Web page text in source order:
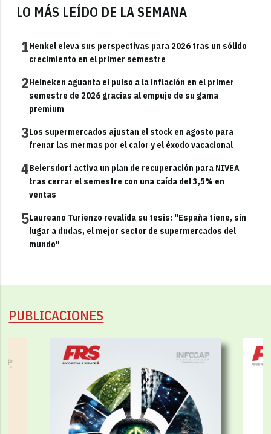
LO MÁS LEÍDO DE LA SEMANA
1Henkel eleva sus perspectivas para 2026 tras un sólido
crecimiento en el primer semestre
2Heineken aguanta el pulso a la inflación en el primer
semestre de 2026 gracias al empuje de su gama
premium
3Los supermercados ajustan el stock en agosto para
frenar las mermas por el calor y el éxodo vacacional
4Beiersdorf activa un plan de recuperación para NIVEA
tras cerrar el semestre con una caída del 3,5% en
ventas
5Laureano Turienzo revalida su tesis: "España tiene, sin
lugar a dudas, el mejor sector de supermercados del
mundo"
PUBLICACIONES